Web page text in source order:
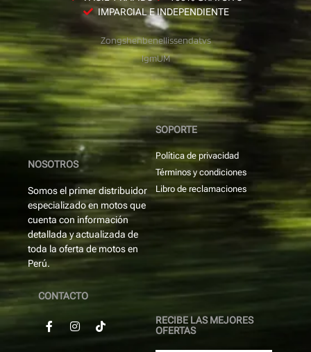
IMPARCIAL E INDEPENDIENTE
Zongshenbenellissendatvs
IgmUM
NOSOTROS
Somos el primer distribuidor
especializado en motos que
cuenta con información
detallada y actualizada de
toda la oferta de motos en
Perú.
SOPORTE
Política de privacidad
Términos y condiciones
Libro de reclamaciones
CONTACTO
RECIBE LAS MEJORES
OFERTAS